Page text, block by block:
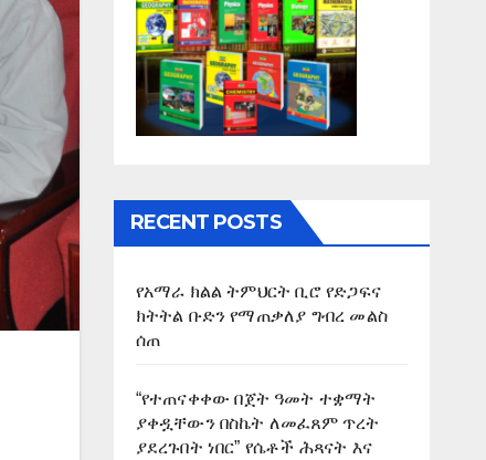
RECENT POSTS
የአማራ ክልል ትምህርት ቢሮ የድጋፍና
ክትትል ቡድን የማጠቃለያ ግብረ መልስ
ሰጠ
“የተጠናቀቀው በጀት ዓመት ተቋማት
ያቀዷቸውን በስኬት ለመፈጸም ጥረት
ያደረጉበት ነበር” የሴቶች ሕጻናት እና